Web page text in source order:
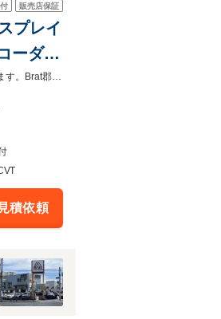
販売店保証
プレイ
ーダ
ートマ◆当店以外で購入される場合は陸送費用等、別途費用が発生します。◆販売はご来場のお客様を優先させて頂きます。Brat郡山TEL：0120-724-647
積依頼